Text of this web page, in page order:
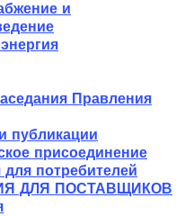
и
Правления
публикации
присоединение
потребителей
ДЛЯ ПОСТАВЩИКОВ